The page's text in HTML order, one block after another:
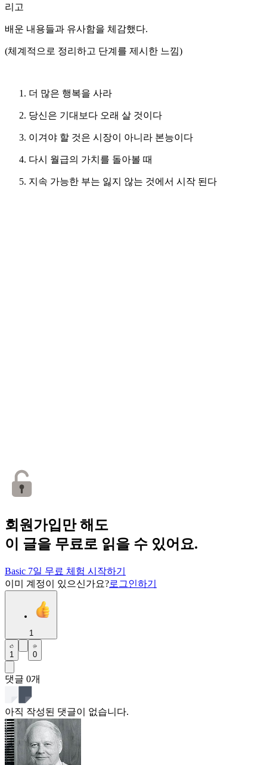
리고
배운 내용들과 유사함을 체감했다.
(체계적으로 정리하고 단계를 제시한 느낌)
더 많은 행복을 사라
당신은 기대보다 오래 살 것이다
이겨야 할 것은 시장이 아니라 본능이다
다시 월급의 가치를 돌아볼 때
지속 가능한 부는 잃지 않는 것에서 시작 된다
회원가입만 해도
이 글을 무료로 읽을 수 있어요.
Basic 7일 무료 체험 시작하기
이미 계정이 있으신가요?로그인하기
1
1 0
댓글 0개
아직 작성된 댓글이 없습니다.